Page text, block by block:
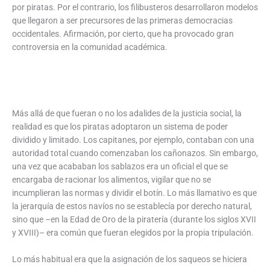
por piratas. Por el contrario, los filibusteros desarrollaron modelos
que llegaron a ser precursores de las primeras democracias
occidentales. Afirmación, por cierto, que ha provocado gran
controversia en la comunidad académica.
Más allá de que fueran o no los adalides de la justicia social, la
realidad es que los piratas adoptaron un sistema de poder
dividido y limitado. Los capitanes, por ejemplo, contaban con una
autoridad total cuando comenzaban los cañonazos. Sin embargo,
una vez que acababan los sablazos era un oficial el que se
encargaba de racionar los alimentos, vigilar que no se
incumplieran las normas y dividir el botín. Lo más llamativo es que
la jerarquía de estos navíos no se establecía por derecho natural,
sino que –en la Edad de Oro de la piratería (durante los siglos XVII
y XVIII)– era común que fueran elegidos por la propia tripulación.
Lo más habitual era que la asignación de los saqueos se hiciera